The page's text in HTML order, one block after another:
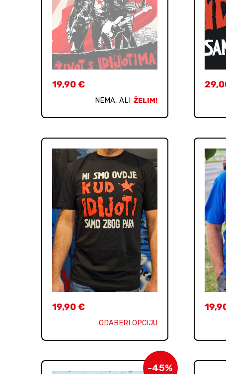
19,90€
NEMA, ALI ŽELIM!
19,90€
ODABERI OPCIJU
-45%